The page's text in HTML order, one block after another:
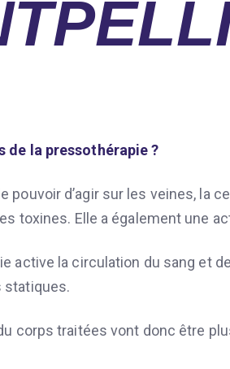
de la pressothérapie ?
pouvoir d’agir sur les veines, la
toxines. Elle a également une
active la circulation du sang et
statiques.
corps traitées vont donc être